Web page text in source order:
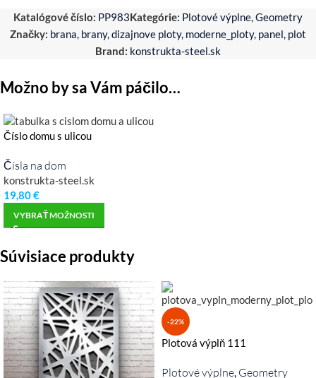
Katalógové číslo: PP983Kategórie: Plotové výplne,Geometry
Značky: brana, brany,dizajnove ploty, moderne_ploty, panel, plot
Brand: konstrukta-steel.sk
Možno by sa Vám páčilo…
Číslo domu s ulicou
Čísla na dom
konstrukta-steel.sk
19,80€
VYBRAŤ MOŽNOSTI
Súvisiace produkty
-22%
Plotová výplň 111
Plotové výplne, Geometry